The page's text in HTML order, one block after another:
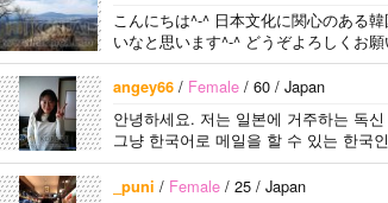
こんにちは^-^ 日本文化に関心のある
いなと思います^-^ どうぞよろしくお
angey66 / Female / 60 / Japan
안녕하세요. 저는 일본에 거주하는 독
그냥 한국어로 메일을 할 수 있는 한국
_puni / Female / 25 / Japan